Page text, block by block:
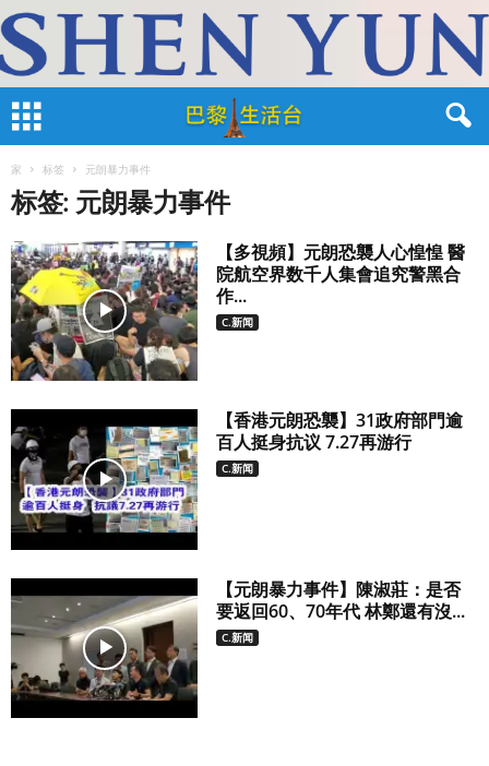
家 标签 元朗暴力事件
标签: 元朗暴力事件
【多視頻】元朗恐襲人心惶惶 醫
院航空界数千人集會追究警黑合
作...
C.新闻
【香港元朗恐襲】31政府部門逾
百人挺身抗议 7.27再游行
C.新闻
【元朗暴力事件】陳淑莊：是否
要返回60、70年代 林鄭還有沒...
C.新闻